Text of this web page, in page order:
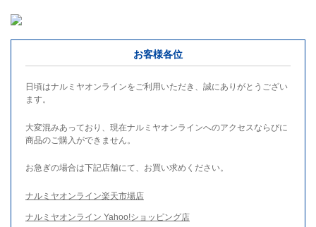
お客様各位
日頃はナルミヤオンラインをご利用いただき、誠にありがとうござい
ます。
大変混みあっており、現在ナルミヤオンラインへのアクセスならびに
商品のご購入ができません。
お急ぎの場合は下記店舗にて、お買い求めください。
ナルミヤオンライン楽天市場店
ナルミヤオンライン Yahoo!ショッピング店